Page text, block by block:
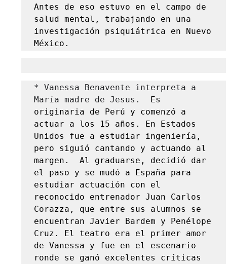
Antes de eso estuvo en el campo de
salud mental, trabajando en una
investigación psiquiátrica en Nuevo
México.
* Vanessa Benavente interpreta a
María madre de Jesus.
Es
originaria de Perú y comenzó a
actuar a los 15 años. En Estados
Unidos fue a estudiar ingeniería,
pero siguió cantando y actuando al
margen.  Al graduarse, decidió dar
el paso y se mudó a España para
estudiar actuación con el
reconocido entrenador Juan Carlos
Corazza, que entre sus alumnos se
encuentran Javier Bardem y Penélope
Cruz. El teatro era el primer amor
de Vanessa y fue en el escenario
ronde se ganó excelentes críticas